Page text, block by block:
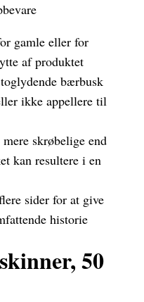
gamle eller for
af produktet
bærbusk
ikke appellere til
skrøbelige end
kan resultere i en
sider for at give
historie
50